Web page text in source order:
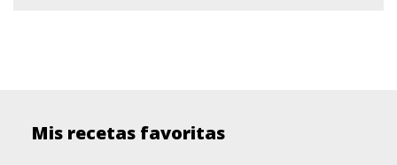
Mis recetas favoritas